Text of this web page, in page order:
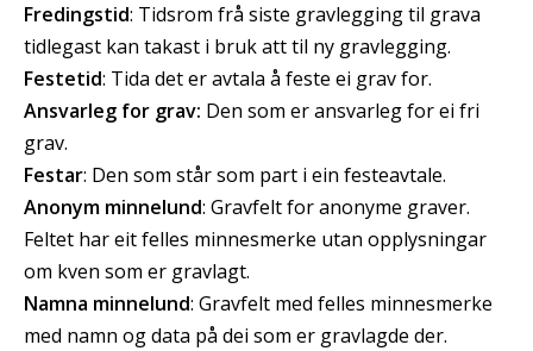
Fredingstid: Tidsrom frå siste gravlegging til grava
tidlegast kan takast i bruk att til ny gravlegging.
Festetid: Tida det er avtala å feste ei grav for.
Ansvarleg for grav: Den som er ansvarleg for ei fri
grav.
Festar: Den som står som part i ein festeavtale.
Anonym minnelund: Gravfelt for anonyme graver.
Feltet har eit felles minnesmerke utan opplysningar
om kven som er gravlagt.
Namna minnelund: Gravfelt med felles minnesmerke
med namn og data på dei som er gravlagde der.